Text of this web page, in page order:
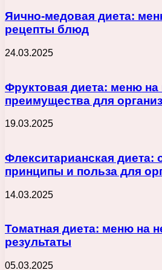
Яично-медовая диета:
рецепты блюд
24.03.2025
Фруктовая диета: меню
преимущества для
19.03.2025
Флекситарианская диета:
принципы и польза для
14.03.2025
Томатная диета: меню на
результаты
05.03.2025